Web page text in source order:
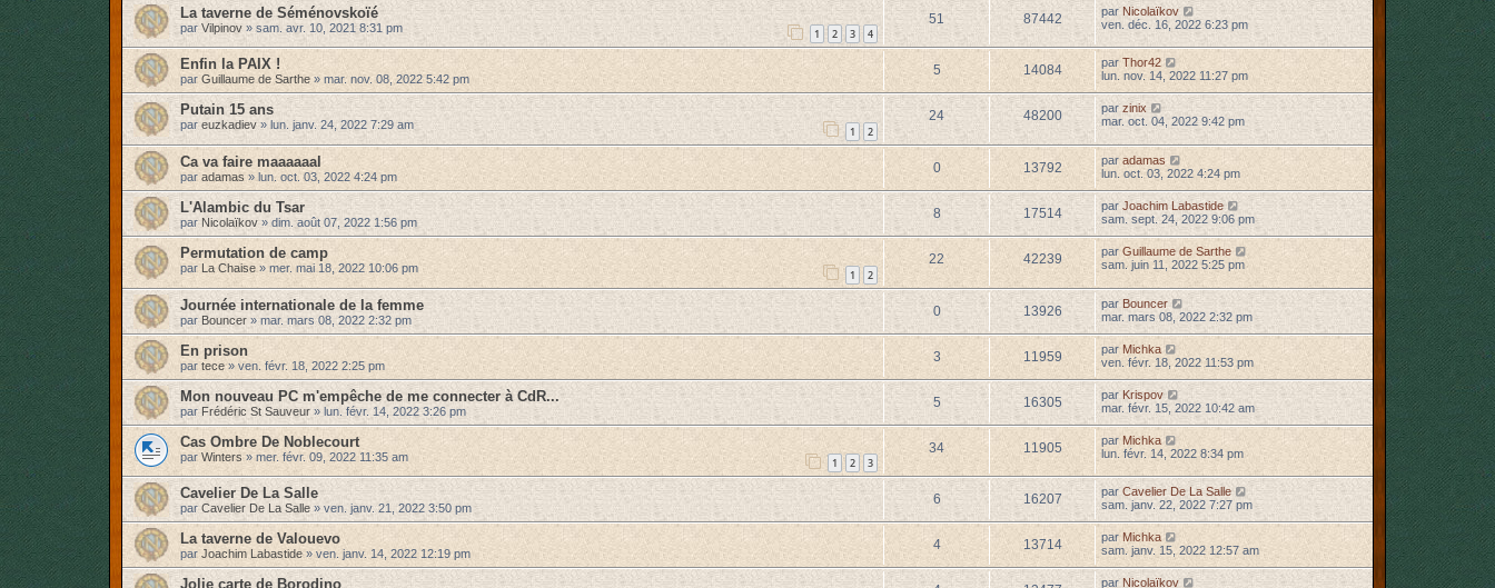
La taverne de Séménovskoïé
par Vilpinov » sam. avr. 10, 2021 8:31 pm 1 2 3 4
51 87442 par Nicolaïkov
ven. déc. 16, 2022 6:23 pm
Enfin la PAIX !
par Guillaume de Sarthe» mar. nov. 08, 2022 5:42 pm
5 14084 par Thor42
lun. nov. 14, 2022 11:27 pm
Putain 15 ans
par euzkadiev » lun. janv. 24, 2022 7:29 am 1 2
24 48200 parzinix
mar. oct. 04, 2022 9:42 pm
Ca va faire maaaaaal
par adamas » lun. oct. 03, 2022 4:24 pm
0 13792 par adamas
lun. oct. 03, 2022 4:24 pm
L'Alambic du Tsar
par Nicolaïkov » dim. août 07, 2022 1:56 pm
8 17514 parJoachim Labastide
sam. sept. 24, 2022 9:06 pm
Permutation de camp
par La Chaise » mer. mai 18, 2022 10:06 pm 1 2
22 42239 par Guillaume de Sarthe
sam. juin 11, 2022 5:25 pm
Journée internationale de la femme
par Bouncer » mar. mars 08, 2022 2:32 pm
0 13926 par Bouncer
mar. mars 08, 2022 2:32 pm
En prison
par tece» ven. févr. 18, 2022 2:25 pm
3 11959 par Michka
ven. févr. 18, 2022 11:53 pm
Mon nouveau PC m'empêche de me connecter à CdR...
par Frédéric St Sauveur » lun. févr. 14, 2022 3:26 pm
5 16305 par Krispov
mar. févr. 15, 2022 10:42 am
Cas Ombre De Noblecourt
par Winters» mer. févr. 09, 2022 11:35 am 1 2 3
34 11905 par Michka
lun. févr. 14, 2022 8:34 pm
Cavelier De La Salle
par Cavelier De La Salle » ven. janv. 21, 2022 3:50 pm
6 16207 parCavelier De La Salle
sam. janv. 22, 2022 7:27 pm
La taverne de Valouevo
par Joachim Labastide» ven. janv. 14, 2022 12:19 pm
4 13714 par Michka
sam. janv. 15, 2022 12:57 am
Jolie carte de Borodino par Nicolaïkov